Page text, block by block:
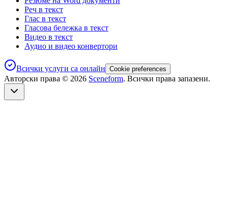
Реч в текст
Глас в текст
Гласова бележка в текст
Видео в текст
Аудио и видео конвертори
Всички услуги са онлайн Cookie preferences
Авторски права © 2026 Sceneform. Всички права запазени.